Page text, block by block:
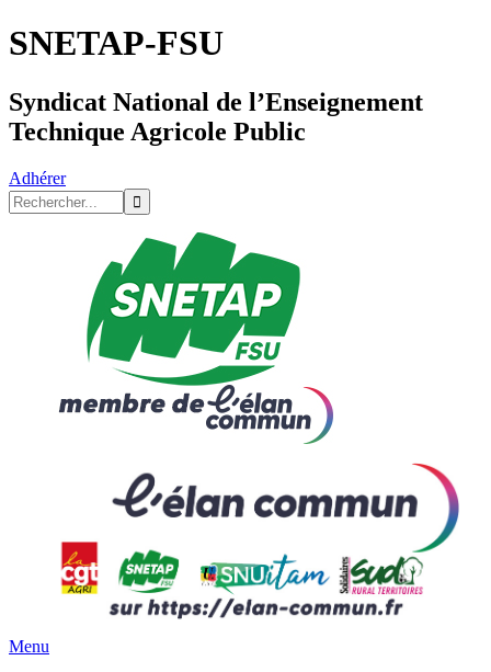
SNETAP-FSU
Syndicat National de l’Enseignement
Technique Agricole Public
Adhérer
Menu